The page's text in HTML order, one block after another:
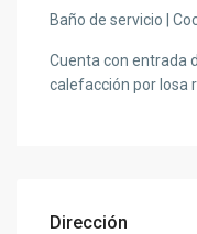
Baño de servicio |
Cuenta con entrada
calefacción por losa
Dirección